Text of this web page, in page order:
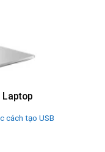
Laptop
cách tạo USB